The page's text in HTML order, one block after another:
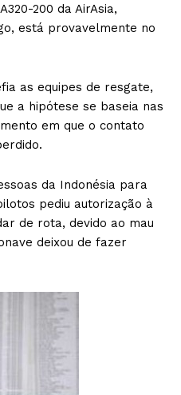
200 da AirAsia,
está provavelmente no
as equipes de resgate,
a hipótese se baseia nas
em que o contato
da Indonésia para
pediu autorização à
de rota, devido ao mau
deixou de fazer